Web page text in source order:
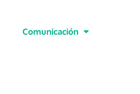
Comunicación